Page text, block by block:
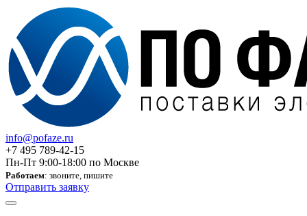
info@pofaze.ru
+7 495 789-42-15
Пн-Пт 9:00-18:00 по Москве
Работаем: звоните, пишите
Отправить заявку